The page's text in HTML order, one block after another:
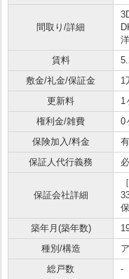
間取り/詳細
賃料
敷金/礼金/保証金
1
更新料
1
権利金/雑費
0
保険加入/料金
保証人代行義務
保証会社詳細
築年月(築年数)
種別/構造
総戸数
-